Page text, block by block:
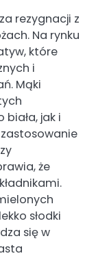
rezygnacji z
Na rynku
które
i
Mąki
jak i
że
słodki
się w